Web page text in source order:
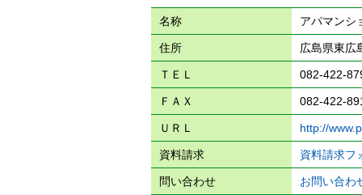
名称 アパマンシ
住所 広島県東広
ＴＥＬ 082-422-
ＦＡＸ 082-422-
ＵＲＬ http://
資料請求 資料請求フ
問い合わせ お問い合わ